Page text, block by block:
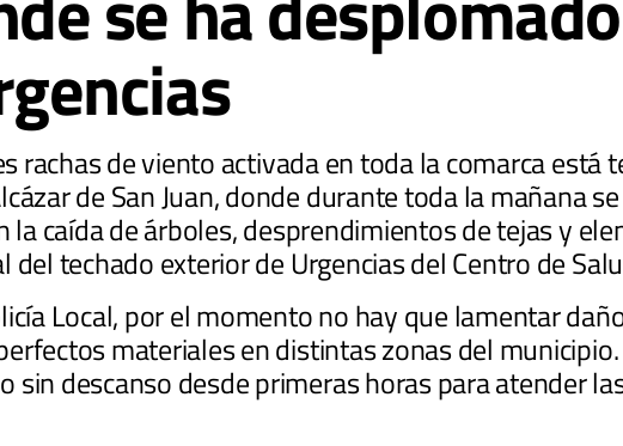
rachas de viento activada en toda la comarca está
de San Juan, donde durante toda la mañana
la caída de árboles, desprendimientos de tejas y
techado exterior de Urgencias del Centro de
Local, por el momento no hay que lamentar
materiales en distintas zonas del
sin descanso desde primeras horas para atender